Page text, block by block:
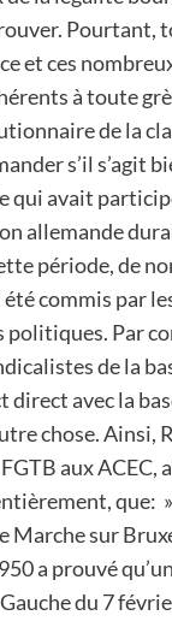
Pourtant,
et ces
à toute
de la
s’il s’agit
qui avait
allemande
période, de
commis par
Par
de la
direct avec la
chose. Ainsi,
aux ACEC,
que:
Marche sur
a prouvé
du 7